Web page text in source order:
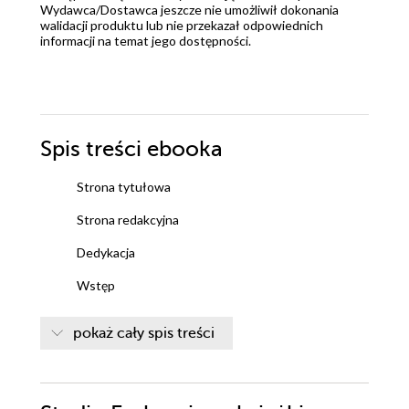
Wydawca/Dostawca jeszcze nie umożliwił dokonania
walidacji produktu lub nie przekazał odpowiednich
informacji na temat jego dostępności.
Spis treści ebooka
Strona tytułowa
Strona redakcyjna
Dedykacja
Wstęp
3. Umacniaj wiarę w siebie i odwagę życiową
pokaż cały spis treści